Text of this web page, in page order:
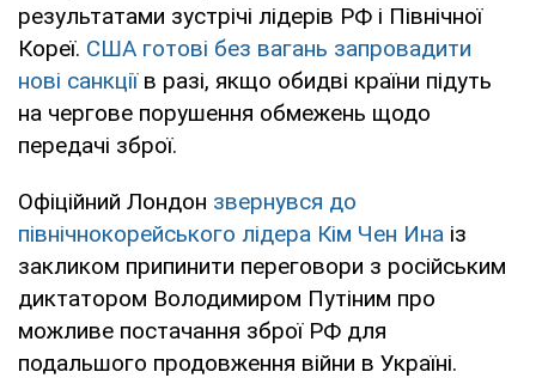
результатами зустрічі лідерів РФ і Північної
Кореї. США готові без вагань запровадити
нові санкціїв разі, якщо обидві країни підуть
на чергове порушення обмежень щодо
передачі зброї.
Офіційний Лондон звернувся до
північнокорейського лідера Кім Чен Ина із
закликом припинити переговори з російським
диктатором Володимиром Путіним про
можливе постачання зброї РФ для
подальшого продовження війни в Україні.